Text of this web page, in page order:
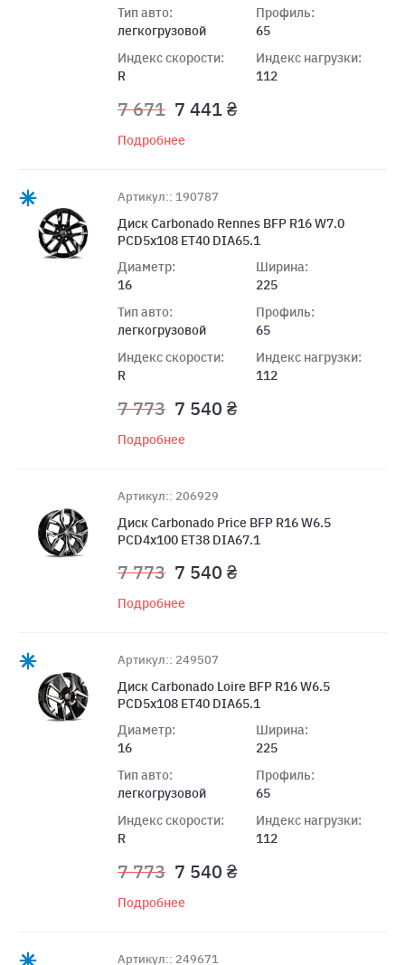
Тип авто:
легкогрузовой
Индекс скорости:
R
Профиль:
65
Индекс нагрузки:
112
7 671 7 441 ₴
Подробнее
Артикул:: 190787
Диск Carbonado Rennes BFP R16 W7.0
PCD5x108 ET40 DIA65.1
Диаметр:
16
Тип авто:
легкогрузовой
Индекс скорости:
R
Ширина:
225
Профиль:
65
Индекс нагрузки:
112
7 773 7 540 ₴
Подробнее
Артикул:: 206929
Диск Carbonado Price BFP R16 W6.5
PCD4x100 ET38 DIA67.1
7 773 7 540 ₴
Подробнее
Артикул:: 249507
Диск Carbonado Loire BFP R16 W6.5
PCD5x108 ET40 DIA65.1
Диаметр:
16
Тип авто:
легкогрузовой
Индекс скорости:
R
Ширина:
225
Профиль:
65
Индекс нагрузки:
112
7 773 7 540 ₴
Подробнее
Артикул:: 249671